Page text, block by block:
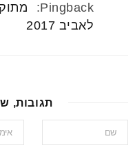
Pingback:
לאביב 2017
תגובות,